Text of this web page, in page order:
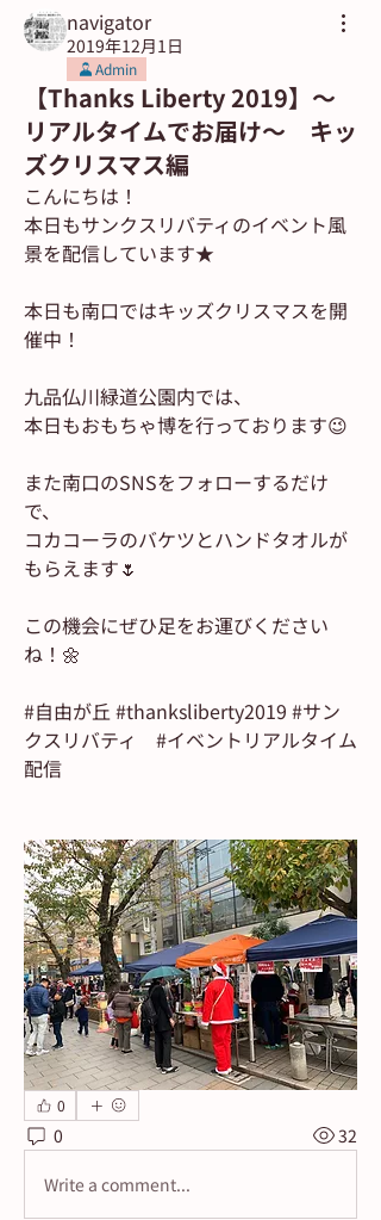
navigator
2019年12月1日
Admin
【Thanks Liberty 2019】〜
リアルタイムでお届け〜 キッ
ズクリスマス編
こんにちは！
本日もサンクスリバティのイベント風
景を配信しています★
本日も南口ではキッズクリスマスを開
催中！
九品仏川緑道公園内では、
本日もおもちゃ博を行っております😉
また南口のSNSをフォローするだけ
で、
コカコーラのバケツとハンドタオルが
もらえます🌷
この機会にぜひ足をお運びください
ね！🌼
#自由が丘 #thanksliberty2019 #サン
クスリバティ　#イベントリアルタイム
配信
0
0 32
Write a comment...